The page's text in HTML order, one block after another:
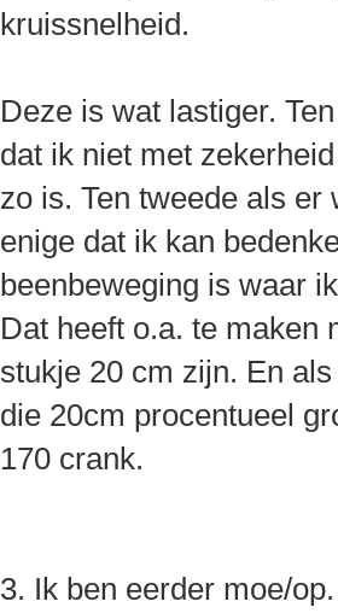
kruissnelheid.
Deze is wat lastiger.
dat ik niet met
zo is. Ten tweede als
enige dat ik kan
beenbeweging is waar
Dat heeft o.a. te maken
stukje 20 cm zijn. En
die 20cm procentueel
170 crank.
3. Ik ben eerder moe/